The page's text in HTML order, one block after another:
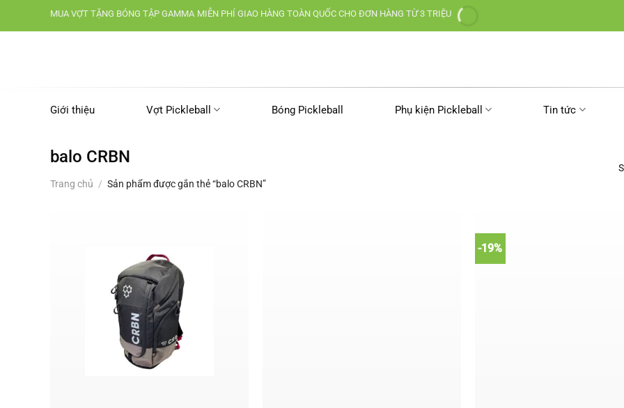
MUA VỢT TẶNG BÓNG TẬP GAMMA MIỄN PHÍ GIAO HÀNG TOÀN QUỐC CHO ĐƠN HÀNG TỪ 3 TRIỆU
Giới thiệu Vợt Pickleball Bóng Pickleball Phụ kiện Pickleball Tin tức
balo CRBN
Trang chủ / Sản phẩm được gắn thẻ “balo CRBN”
-19%